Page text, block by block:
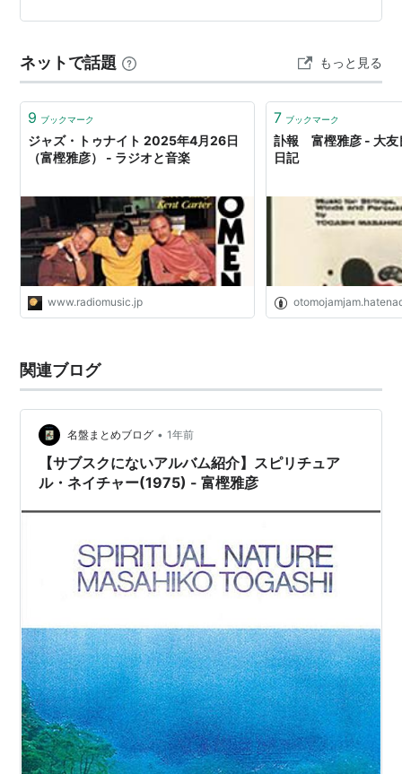
ネットで話題 もっと見る
9 ブックマーク
ジャズ・トゥナイト 2025年4月26日
（富樫雅彦） - ラジオと音楽
www.radiomusic.jp
7 ブックマーク
訃報 富樫雅彦 - 大
日記
関連ブログ
名盤まとめブログ • 1年前
【サブスクにないアルバム紹介】スピリチュア
ル・ネイチャー(1975) - 富樫雅彦